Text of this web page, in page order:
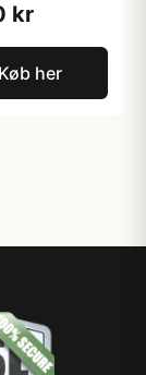
kr
her